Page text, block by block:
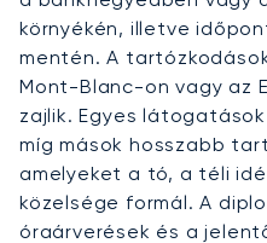
környékén, illetve
mentén. A
Mont-Blanc-on vagy az
zajlik. Egyes
míg mások hosszabb
amelyeket a tó, a téli
közelsége formál. A
óraárverések és a